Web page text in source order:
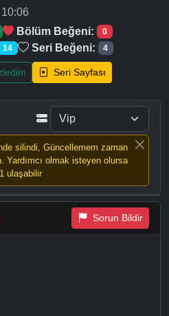
10:06
Bölüm Beğeni: 0
14 Seri Beğeni: 4
Seri Sayfası
silindi, Güncellemem zaman
Yardımcı olmak isteyen olursa
ulaşabilir
Sorun Bildir